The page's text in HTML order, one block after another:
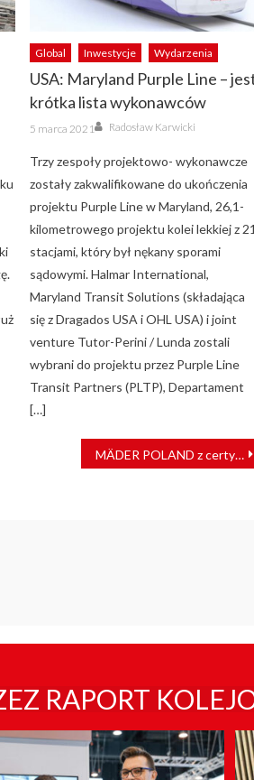
Global Inwestycje Wydarzenia
USA: Maryland Purple Line –
krótka lista wykonawców
Posted
on
5 marca 2021 Author
Radosław Karwicki
Trzy zespoły projektowo- wykonawcze
zostały zakwalifikowane do ukończenia
projektu Purple Line w Maryland, 26,1-
kilometrowego projektu kolei lekkiej z
stacjami, który był nękany sporami
sądowymi. Halmar International,
Maryland Transit Solutions (składająca
się z Dragados USA i OHL USA) i joint
venture Tutor-Perini / Lunda zostali
wybrani do projektu przez Purple Line
Transit Partners (PLTP), Departament
[…]
MÄDER POLAND z certyfikatem zgodności PKP Intercity S.A.
RAPORT